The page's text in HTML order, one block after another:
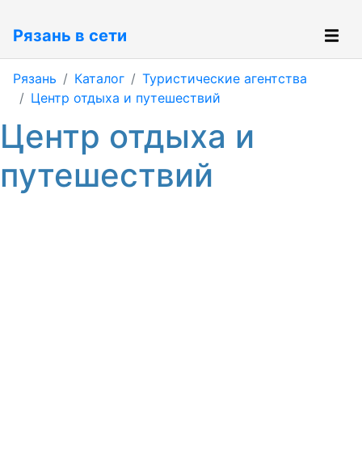
Рязань в сети
Рязань Каталог
Туристические агентства
Центр отдыха и путешествий
Центр отдыха и
путешествий